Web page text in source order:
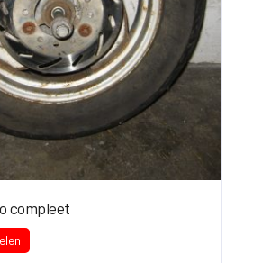
compleet